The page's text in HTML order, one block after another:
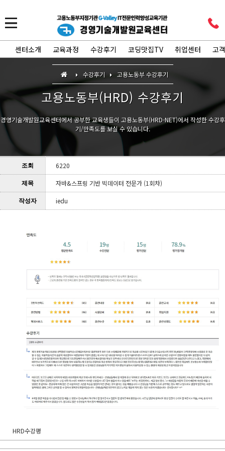
센터소개 교육과정 수강후기 코딩맛집TV 취업센터 고
수강후기 고용노동부 수강후기
고용노동부(HRD) 수강후기
경영기술개발원교육센터에서 공부한 교육생들이 고용노동부(HRD-NET)에서 작성한 수강후
기/만족도를 보실 수 있습니다.
조회 6220
제목 자바&스프링 기반 빅데이터 전문가 (1회차)
작성자 iedu
HRD수강평